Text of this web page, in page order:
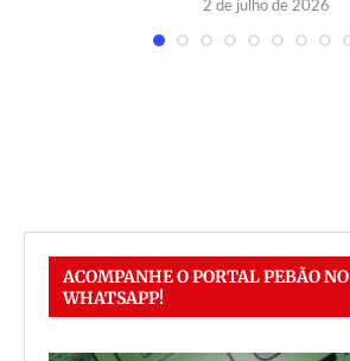
2 de julho de 2026
ACOMPANHE O PORTAL PEBÃO NO
WHATSAPP!